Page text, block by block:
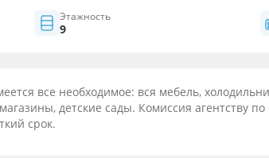
Этажность
9
все необходимое: вся мебель,
детские сады. Комиссия агентству
срок.